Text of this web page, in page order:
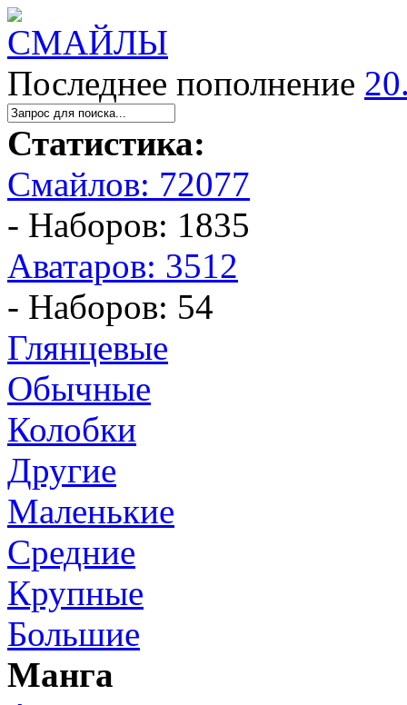
Последнее пополнение
Статистика:
Смайлов: 72077
- Наборов: 1835
Аватаров: 3512
- Наборов: 54
Глянцевые
Обычные
Колобки
Другие
Маленькие
Средние
Крупные
Большие
Манга